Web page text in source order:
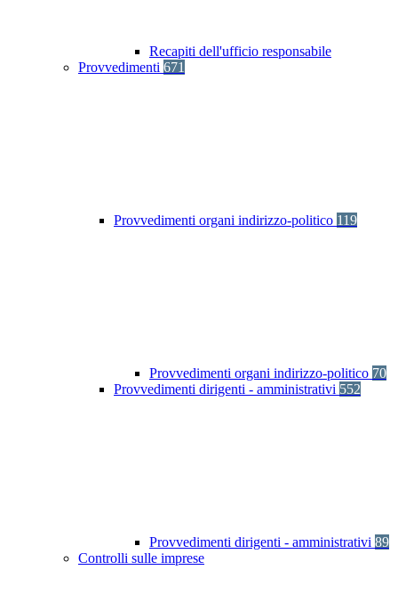
Recapiti dell'ufficio responsabile
Provvedimenti 671
Provvedimenti organi indirizzo-politico 119
Provvedimenti organi indirizzo-politico 70
Provvedimenti dirigenti - amministrativi 552
Provvedimenti dirigenti - amministrativi 89
Controlli sulle imprese